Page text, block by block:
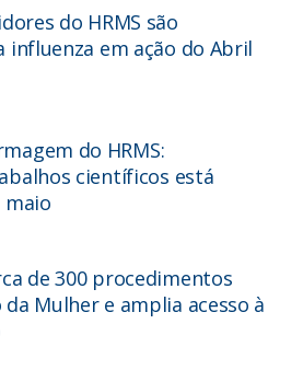
do HRMS são
influenza em ação do Abril
do HRMS:
científicos está
maio
de 300 procedimentos
Mulher e amplia acesso à